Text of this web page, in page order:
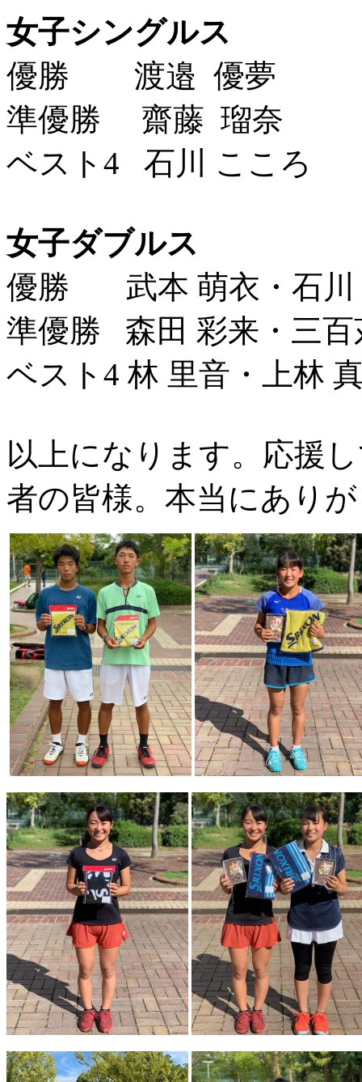
女子シングルス
優勝 渡邉 優夢
準優勝 齋藤 瑠奈
ベスト4 石川 こころ
女子ダブルス
優勝 武本 萌衣・石川
準優勝 森田 彩来・三百
ベスト4 林 里音・上林
以上になります。応援
者の皆様。本当にあり